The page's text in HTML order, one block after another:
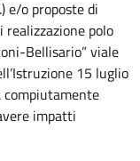
e/o proposte di
realizzazione polo
Bellisario” viale
15 luglio
compiutamente
impatti